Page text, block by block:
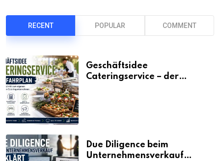
RECENT POPULAR COMMENT
Geschäftsidee
Cateringservice – der
Due Diligence beim
Unternehmensverkauf